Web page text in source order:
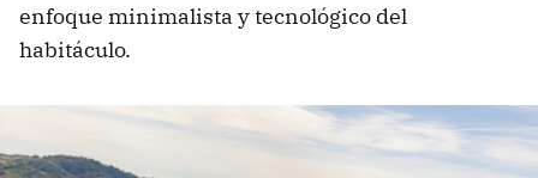
enfoque minimalista y tecnológico del
habitáculo.